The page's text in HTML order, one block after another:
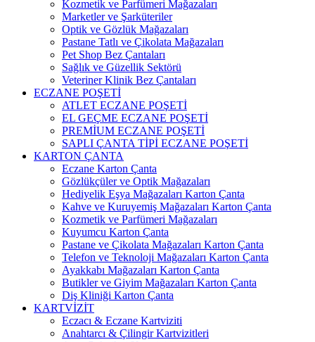
Kozmetik ve Parfümeri Mağazaları
Marketler ve Şarküteriler
Optik ve Gözlük Mağazaları
Pastane Tatlı ve Çikolata Mağazaları
Pet Shop Bez Çantaları
Sağlık ve Güzellik Sektörü
Veteriner Klinik Bez Çantaları
ECZANE POŞETİ
ATLET ECZANE POŞETİ
EL GEÇME ECZANE POŞETİ
PREMİUM ECZANE POŞETİ
SAPLI ÇANTA TİPİ ECZANE POŞETİ
KARTON ÇANTA
Eczane Karton Çanta
Gözlükçüler ve Optik Mağazaları
Hediyelik Eşya Mağazaları Karton Çanta
Kahve ve Kuruyemiş Mağazaları Karton Çanta
Kozmetik ve Parfümeri Mağazaları
Kuyumcu Karton Çanta
Pastane ve Çikolata Mağazaları Karton Çanta
Telefon ve Teknoloji Mağazaları Karton Çanta
Ayakkabı Mağazaları Karton Çanta
Butikler ve Giyim Mağazaları Karton Çanta
Diş Kliniği Karton Çanta
KARTVİZİT
Eczacı & Eczane Kartviziti
Anahtarcı & Çilingir Kartvizitleri